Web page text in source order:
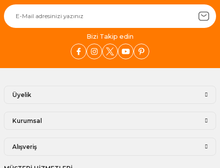
Bizi Takip edin
Üyelik
Kurumsal
Alışveriş